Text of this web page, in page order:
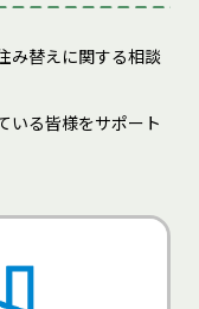
み替えに関する相談
いる皆様をサポート